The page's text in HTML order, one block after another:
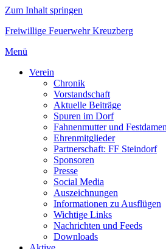
Zum Inhalt springen
Freiwillige Feuerwehr Kreuzberg
Menü
Verein
Chronik
Vorstandschaft
Aktuelle Beiträge
Spuren im Dorf
Fahnenmutter und
Ehrenmitglieder
Partnerschaft: FF Steindorf
Sponsoren
Presse
Social Media
Auszeichnungen
Informationen zu Ausflügen
Wichtige Links
Nachrichten und Feeds
Downloads